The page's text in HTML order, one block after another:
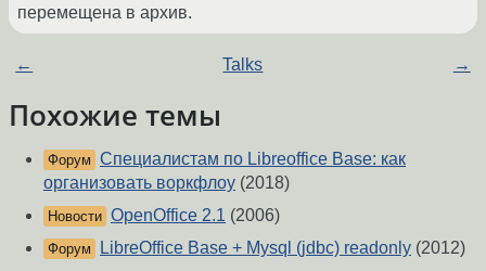
перемещена в архив.
← Talks →
Похожие темы
Форум Специалистам по Libreoffice Base: как
организовать воркфлоу (2018)
Новости OpenOffice 2.1 (2006)
Форум LibreOffice Base + Mysql (jdbc) readonly (2012)